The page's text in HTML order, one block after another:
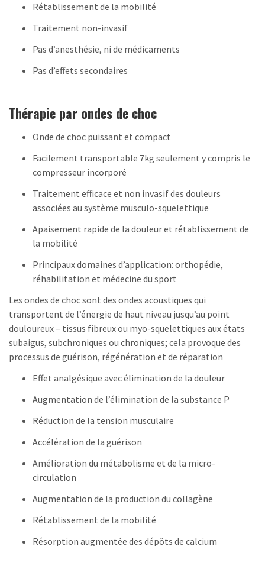
Rétablissement de la mobilité
Traitement non-invasif
Pas d’anesthésie, ni de médicaments
Pas d’effets secondaires
Thérapie par ondes de choc
Onde de choc puissant et compact
Facilement transportable 7kg seulement y compris le
compresseur incorporé
Traitement efficace et non invasif des douleurs
associées au système musculo-squelettique
Apaisement rapide de la douleur et rétablissement de
la mobilité
Principaux domaines d’application: orthopédie,
réhabilitation et médecine du sport
Les ondes de choc sont des ondes acoustiques qui
transportent de l’énergie de haut niveau jusqu’au point
douloureux – tissus fibreux ou myo-squelettiques aux états
subaigus, subchroniques ou chroniques; cela provoque des
processus de guérison, régénération et de réparation
Effet analgésique avec élimination de la douleur
Augmentation de l’élimination de la substance P
Réduction de la tension musculaire
Accélération de la guérison
Amélioration du métabolisme et de la micro-
circulation
Augmentation de la production du collagène
Rétablissement de la mobilité
Résorption augmentée des dépôts de calcium